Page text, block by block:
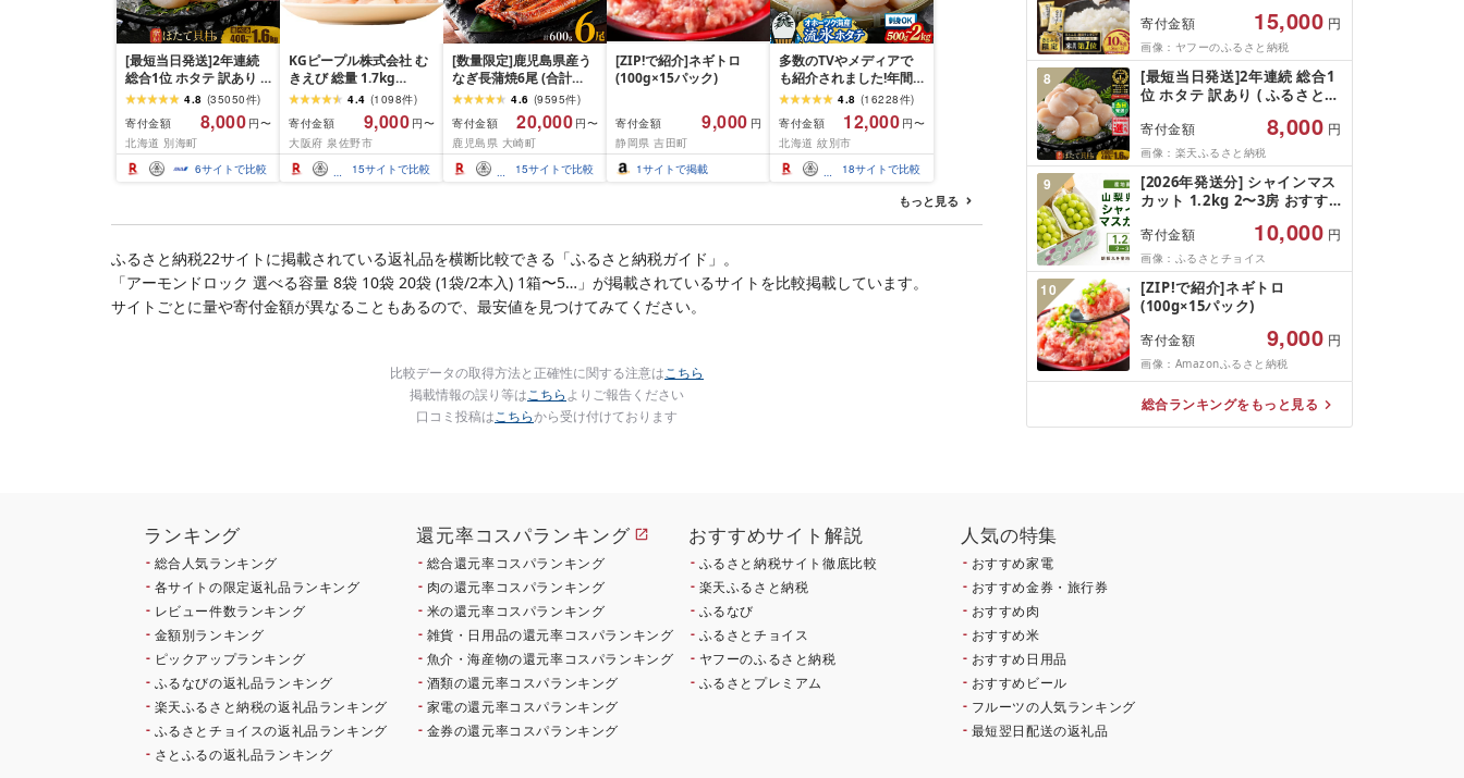
[最短当日発送]2年連続
総合1位 ホタテ 訳あり (
ふるさと納税 ほたて ふ
るさと納税 訳あり 帆立
ふるさと わけあり ホタ
テ貝柱 貝 人気 不揃い 刺
身 規格外 魚介 ランキン
グ 海鮮 冷凍 発送時期が
4.8 (35050件)
寄付金額
8,000 円〜
北海道 別海町
6サイトで比較
KGピープル株式会社 む
きえび 総量 1.7kg
(850g×2P) 特大 5Lサイ
ズ バナメイエビ バラ凍
結 下処理不要 サイズ不
揃い 訳あり
4.4 (1098件)
寄付金額
9,000 円〜
大阪府 泉佐野市
15サイトで比較
[数量限定]鹿児島県産う
なぎ長蒲焼6尾 (合計
600g以上)4.6 (9595件)
寄付金額
20,000 円〜
鹿児島県 大崎町
15サイトで比較
[ZIP!で紹介]ネギトロ
(100g×15パック)
寄付金額 9,000 円
静岡県 吉田町
1サイトで掲載
多数のTVやメディアで
も紹介されました!年間
総合ランキング4年連続1
位!北海道オホーツク海
産ホタテ玉冷 | ホタテ
ほたて hotate 帆立 貝柱
刺身 冷凍 貝 訳あり わけ
あり ワケアリ 大粒 サイ
ズ不揃い バラエティ 選
4.8 (16228件)
寄付金額
12,000 円〜
北海道 紋別市
18サイトで比較
もっと見る
ふるさと納税22サイトに掲載されている返礼品を横断比較できる「ふるさと納税ガイド」。
「アーモンドロック 選べる容量 8袋 10袋 20袋 (1袋/2本入) 1箱〜5…」が掲載されているサイトを比較掲載しています。
サイトごとに量や寄付金額が異なることもあるので、最安値を見つけてみてください。
比較データの取得方法と正確性に関する注意はこちら
掲載情報の誤り等はこちらよりご報告ください
口コミ投稿はこちらから受け付けております
お米[さとふる限定]_05957
寄付金額 15,000 円
画像：ヤフーのふるさと納税
8
[最短当日発送]2年連続 総合1
位 ホタテ 訳あり ( ふるさと納
り 帆立 ふるさと わけあり ホ
タテ貝柱 貝 人気 不揃い 刺身
規格外 魚介 ランキング 海鮮
冷凍 発送時期が選べる 北海道
別海町 )(クラウドファンディ
ング対象)
寄付金額 8,000 円
画像：楽天ふるさと納税
9
[2026年発送分] シャインマス
カット 1.2kg 2〜3房 おすす
ーツ ブドウ 果物 ぶどう シャ
イン マスカット くだもの お
届け 国産 葡萄 贈答 新鮮
寄付金額 10,000 円
画像：ふるさとチョイス
10
[ZIP!で紹介]ネギトロ
(100g×15パック)
寄付金額 9,000 円
画像：Amazonふるさと納税
総合ランキングをもっと見る
ランキング
総合人気ランキング
各サイトの限定返礼品ランキング
レビュー件数ランキング
金額別ランキング
ピックアップランキング
ふるなびの返礼品ランキング
楽天ふるさと納税の返礼品ランキング
ふるさとチョイスの返礼品ランキング
さとふるの返礼品ランキング
還元率コスパランキング
総合還元率コスパランキング
肉の還元率コスパランキング
米の還元率コスパランキング
雑貨・日用品の還元率コスパランキング
魚介・海産物の還元率コスパランキング
酒類の還元率コスパランキング
家電の還元率コスパランキング
金券の還元率コスパランキング
おすすめサイト解説
ふるさと納税サイト徹底比較
楽天ふるさと納税
ふるなび
ふるさとチョイス
ヤフーのふるさと納税
ふるさとプレミアム
人気の特集
おすすめ家電
おすすめ金券・旅行券
おすすめ肉
おすすめ米
おすすめ日用品
おすすめビール
フルーツの人気ランキング
最短翌日配送の返礼品